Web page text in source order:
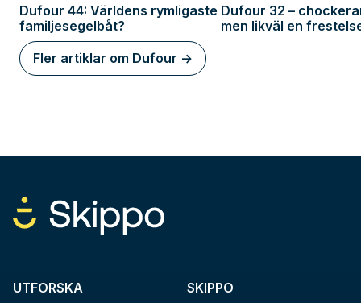
Dufour 44: Världens rymligaste
familjesegelbåt?
Dufour 32 –
men likväl en
Fler artiklar om Dufour ->
UTFORSKA SKIPPO